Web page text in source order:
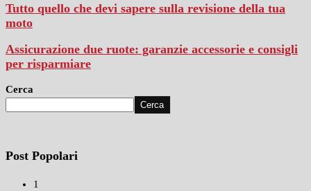
Tutto quello che devi sapere sulla revisione della tua
moto
Assicurazione due ruote: garanzie accessorie e consigli
per risparmiare
Cerca
Cerca
Post Popolari
1